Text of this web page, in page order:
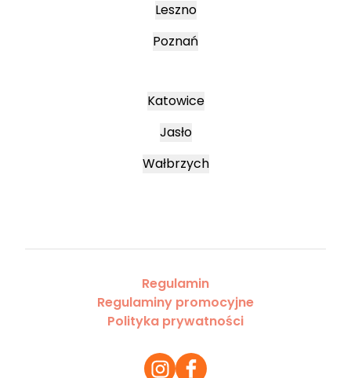
Leszno
Poznań
Katowice
Jasło
Wałbrzych
Regulamin
Regulaminy promocyjne
Polityka prywatności